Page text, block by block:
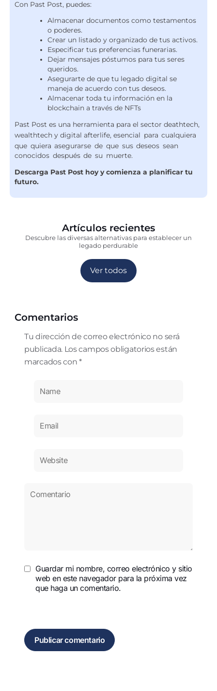
Con Past Post, puedes:
Almacenar documentos como testamentos
o poderes.
Crear un listado y organizado de tus activos.
Especificar tus preferencias funerarias.
Dejar mensajes póstumos para tus seres
queridos.
Asegurarte de que tu legado digital se
maneja de acuerdo con tus deseos.
Almacenar toda tu información en la
blockchain a través de NFTs
Past Post es una herramienta para el sector deathtech,
wealthtech y digital afterlife, esencial para cualquiera
que quiera asegurarse de que sus deseos sean
conocidos después de su muerte.
Descarga Past Post hoy y comienza a planificar tu
futuro.
Artículos recientes
Descubre las diversas alternativas para establecer un
legado perdurable
Ver todos
Comentarios
Tu dirección de correo electrónico no será
publicada. Los campos obligatorios están
marcados con *
Guardar mi nombre, correo electrónico y sitio
web en este navegador para la próxima vez
que haga un comentario.